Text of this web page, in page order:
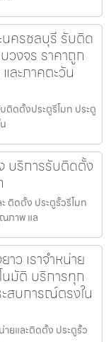
ครชลบุรี รับติด
วงจร ราคาถูก
ละภาคตะวัน
ดตั้งประตูรีโมท ประตู
บริการรับติดตั้ง
ติดตั้ง ประตูรั้วรีโมท
ภาพ แล
ว เราจำหน่าย
นมัติ บริการทุก
สบการณ์ตรงใน
ยและติดตั้ง ประตูรั้ว